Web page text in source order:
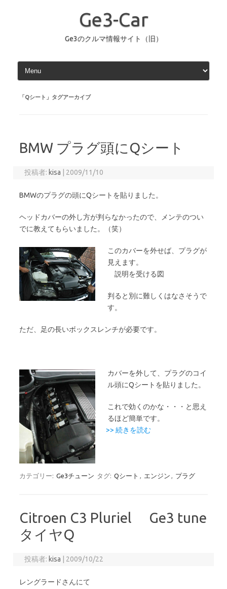
ッ
Ge3-Car
Ge3のクルマ情報サイト（旧）
「Qシート 」タグアーカイブ
BMW プラグ頭にQシート
投稿者: kisa 2009/11/10
BMWのプラグの頭にQシートを貼りました。
ヘッドカバーの外し方が判らなかったので、メンテのつい
でに教えてもらいました。（笑）
このカバーを外せば、プラグが
見えます。
説明を受ける図
判ると別に難しくはなさそうで
す。
ただ、足の長いボックスレンチが必要です。
カバーを外して、プラグのコイ
ル頭にQシートを貼りました。
これで効くのかな・・・と思え
るほど簡単です。
>> 続きを読む
カテゴリー: Ge3チューン タグ: Qシート , エンジン , プラグ
Citroen C3 Pluriel Ge3 tune
タイヤQ
投稿者: kisa 2009/10/22
レングラードさんにて